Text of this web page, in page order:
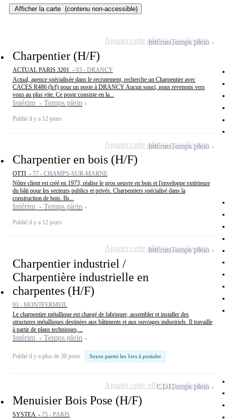
Afficher la carte (contenu non-accessible)
Charpentier (H/F)
ACTUAL PARIS 3201 - 93 - DRANCY
Actual, agence spécialisée dans le recrutement, recherche un Charpentier avec
CACES R486 (h/f) pour un poste à DRANCY Aucun souci, nous revenons vers
vous au plus vite. Ce poste consiste en la...
Intérim - Temps plein
Publié il y a 12 jours
IntérimTemps plein
Ajouter cette offre à ma sélection
Charpentier en bois (H/F)
OTTI - 77 - CHAMPS-SUR-MARNE
Nôtre client est créé en 1973, réalise le gros oeuvre en bois et l'enveloppe extérieure
du bâti pour les secteurs publics et privés. Charpentiers spécialisé dans la
construction de bois. Ils...
Intérim - Temps plein
Publié il y a 12 jours
IntérimTemps plein
Ajouter cette offre à ma sélection
Charpentier industriel /
Charpentière industrielle en
charpentes (H/F)
93 - MONTFERMEIL
Le charpentier métallique est chargé de fabriquer, assembler et installer des
structures métalliques destinées aux bâtiments et aux ouvrages industriels. Il travaille
à partir de plans techniques,...
Intérim - Temps plein
Publié il y a plus de 30 jours Soyez parmi les 1ers à postuler
IntérimTemps plein
Ajouter cette offre à ma sélection
Menuisier Bois Pose (H/F)
SYSTEA - 75 - PARIS
CDITemps plein
Ajouter cette offre à ma sélection